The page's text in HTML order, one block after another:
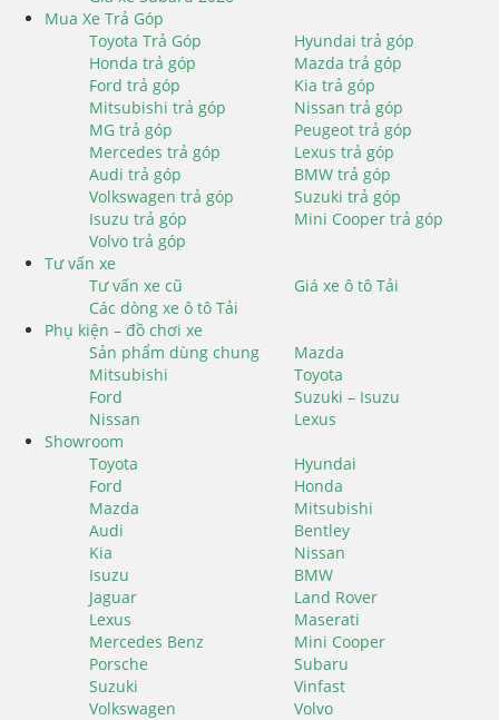
Mua Xe Trả Góp
Toyota Trả Góp
Hyundai trả góp
Honda trả góp
Mazda trả góp
Ford trả góp
Kia trả góp
Mitsubishi trả góp
Nissan trả góp
MG trả góp
Peugeot trả góp
Mercedes trả góp
Lexus trả góp
Audi trả góp
BMW trả góp
Volkswagen trả góp
Suzuki trả góp
Isuzu trả góp
Mini Cooper trả góp
Volvo trả góp
Tư vấn xe
Tư vấn xe cũ
Giá xe ô tô Tải
Các dòng xe ô tô Tải
Phụ kiện – đồ chơi xe
Sản phẩm dùng chung
Mazda
Mitsubishi
Toyota
Ford
Suzuki – Isuzu
Nissan
Lexus
Showroom
Toyota
Hyundai
Ford
Honda
Mazda
Mitsubishi
Audi
Bentley
Kia
Nissan
Isuzu
BMW
Jaguar
Land Rover
Lexus
Maserati
Mercedes Benz
Mini Cooper
Porsche
Subaru
Suzuki
Vinfast
Volkswagen
Volvo